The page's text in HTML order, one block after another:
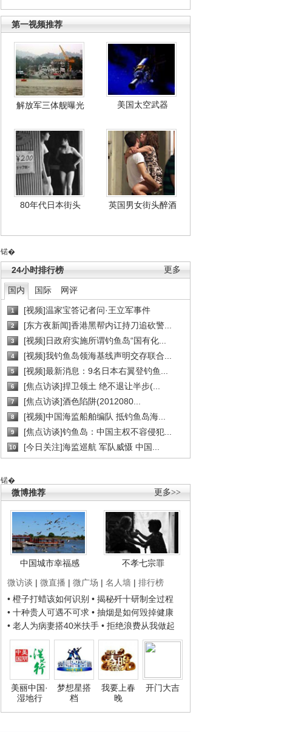
第一视频推荐
解放军三体舰曝光 美国太空武器
80年代日本街头 英国男女街头醉酒
锘�
更多
24小时排行榜
国内 国际 网评
1 [视频]温家宝答记者问·王立军事件
2 [东方夜新闻]香港黑帮内讧持刀追砍警...
3 [视频]日政府实施所谓钓鱼岛“国有化...
4 [视频]我钓鱼岛领海基线声明交存联合...
5 [视频]最新消息：9名日本右翼登钓鱼...
6 [焦点访谈]捍卫领土 绝不退让半步(...
7 [焦点访谈]酒色陷阱(2012080...
8 [视频]中国海监船舶编队 抵钓鱼岛海...
9 [焦点访谈]钓鱼岛：中国主权不容侵犯...
10 [今日关注]海监巡航 军队威慑 中国...
锘�
更多>>
微博推荐
中国城市幸福感
不孝七宗罪
微访谈 | 微直播 | 微广场 | 名人墙 | 排行榜
• 橙子打蜡该如何识别 • 揭秘歼十研制全过程
• 十种贵人可遇不可求 • 抽烟是如何毁掉健康
• 老人为病妻搭40米扶手 • 拒绝浪费从我做起
美丽中国·
湿地行
梦想星搭
档
我要上春
晚
开门大吉